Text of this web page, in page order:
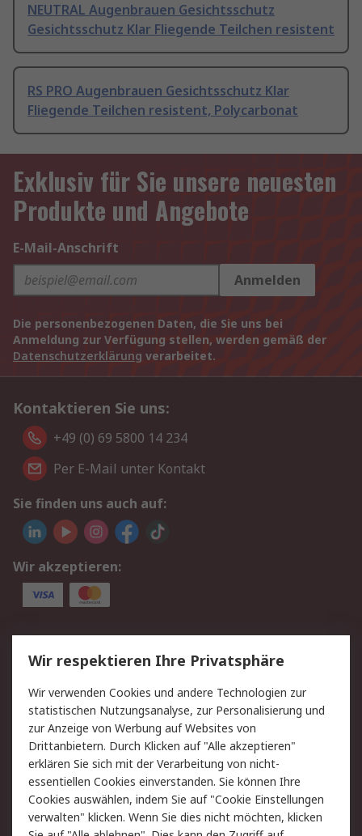
NEUTRAL Augenbrauen Gesichtsschutz
Gesichtsschutz Klar Fliegende Teilchen resistent
RS PRO Augenbrauen Gesichtsschutz Klar
Fliegende Teilchen resistent, Polycarbonat
Exklusiv für Sie unsere neuesten
Produkte und Angebote
E-Mail-Anschrift
Anmelden
Die personenbezogenen Daten, die Sie uns bei
Anmeldung zur Verfügung stellen, werden gemäß der
Datenschutzerklärung verarbeitet.
Kontaktieren Sie uns:
+49 (0) 69 5800 14 234
Per E-Mail unter Kontakt
Sie finden uns auch auf:
Wir akzeptieren:
Service
Value Added Services
Lieferlösungen
Rücksendungen
Kontakt
Hilfe
Privatkunden
Rechtliches
AGB
Datenschutz
Cookie-Richtlinie
Zahlungsbedingungen
Wir respektieren Ihre Privatsphäre
Wir verwenden Cookies und andere Technologien zur
statistischen Nutzungsanalyse, zur Personalisierung und
zur Anzeige von Werbung auf Websites von
Drittanbietern. Durch Klicken auf "Alle akzeptieren"
erklären Sie sich mit der Verarbeitung von nicht-
essentiellen Cookies einverstanden. Sie können Ihre
Cookies auswählen, indem Sie auf "Cookie Einstellungen
verwalten" klicken. Wenn Sie dies nicht möchten, klicken